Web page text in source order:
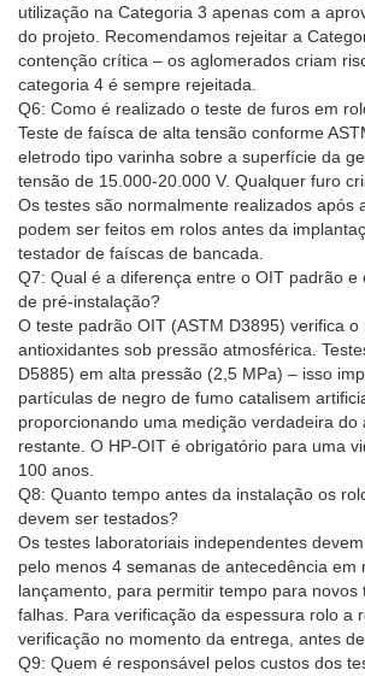
utilização na Categoria 3 apenas com a
do projeto. Recomendamos rejeitar a
contenção crítica – os aglomerados criam
categoria 4 é sempre rejeitada.
Q6: Como é realizado o teste de furos em
Teste de faísca de alta tensão conforme
eletrodo tipo varinha sobre a superfície da
tensão de 15.000-20.000 V. Qualquer furo
Os testes são normalmente realizados após
podem ser feitos em rolos antes da
testador de faíscas de bancada.
Q7: Qual é a diferença entre o OIT padrão e
de pré-instalação?
O teste padrão OIT (ASTM D3895) verifica o
antioxidantes sob pressão atmosférica.
D5885) em alta pressão (2,5 MPa) – isso
partículas de negro de fumo catalisem
proporcionando uma medição verdadeira do
restante. O HP-OIT é obrigatório para uma
100 anos.
Q8: Quanto tempo antes da instalação os
devem ser testados?
Os testes laboratoriais independentes
pelo menos 4 semanas de antecedência em
lançamento, para permitir tempo para novos
falhas. Para verificação da espessura rolo a
verificação no momento da entrega, antes
Q9: Quem é responsável pelos custos dos